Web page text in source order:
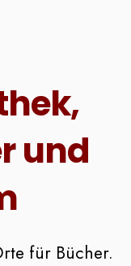
und
für Bücher.